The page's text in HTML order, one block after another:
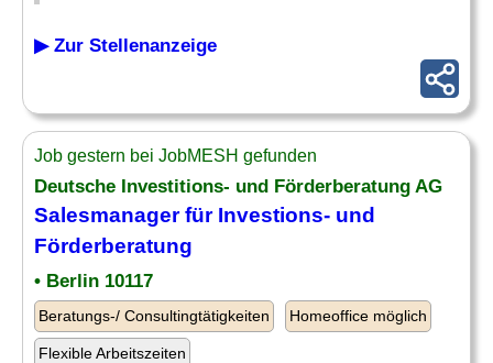
▶ Zur Stellenanzeige
Job gestern bei JobMESH gefunden
Deutsche Investitions- und Förderberatung AG
Salesmanager für Investions- und
Förderberatung
• Berlin 10117
Beratungs-/ Consultingtätigkeiten Homeoffice möglich
Flexible Arbeitszeiten